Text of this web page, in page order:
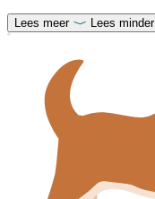
Lees meer Lees minder